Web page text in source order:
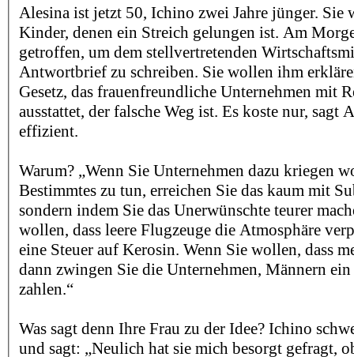
Alesina ist jetzt 50, Ichino zwei Jahre jünger. Sie
Kinder, denen ein Streich gelungen ist. Am
getroffen, um dem stellvertretenden
Antwortbrief zu schreiben. Sie wollen ihm
Gesetz, das frauenfreundliche Unternehmen mit
ausstattet, der falsche Weg ist. Es koste nur, sagt
effizient.
Warum? „Wenn Sie Unternehmen dazu kriegen
Bestimmtes zu tun, erreichen Sie das kaum mit
sondern indem Sie das Unerwünschte teurer
wollen, dass leere Flugzeuge die Atmosphäre
eine Steuer auf Kerosin. Wenn Sie wollen, dass
dann zwingen Sie die Unternehmen, Männern
zahlen.“
Was sagt denn Ihre Frau zu der Idee? Ichino
und sagt: „Neulich hat sie mich besorgt gefragt,